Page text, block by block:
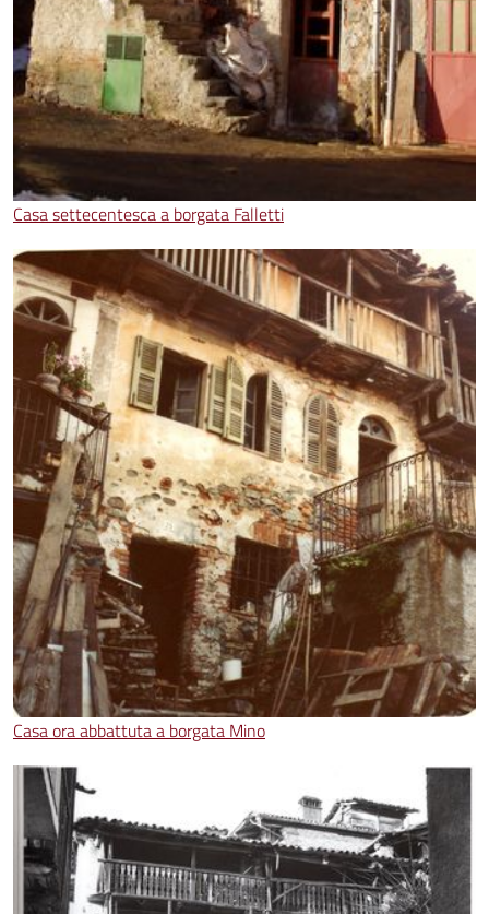
Casa settecentesca a borgata Falletti
Casa ora abbattuta a borgata Mino